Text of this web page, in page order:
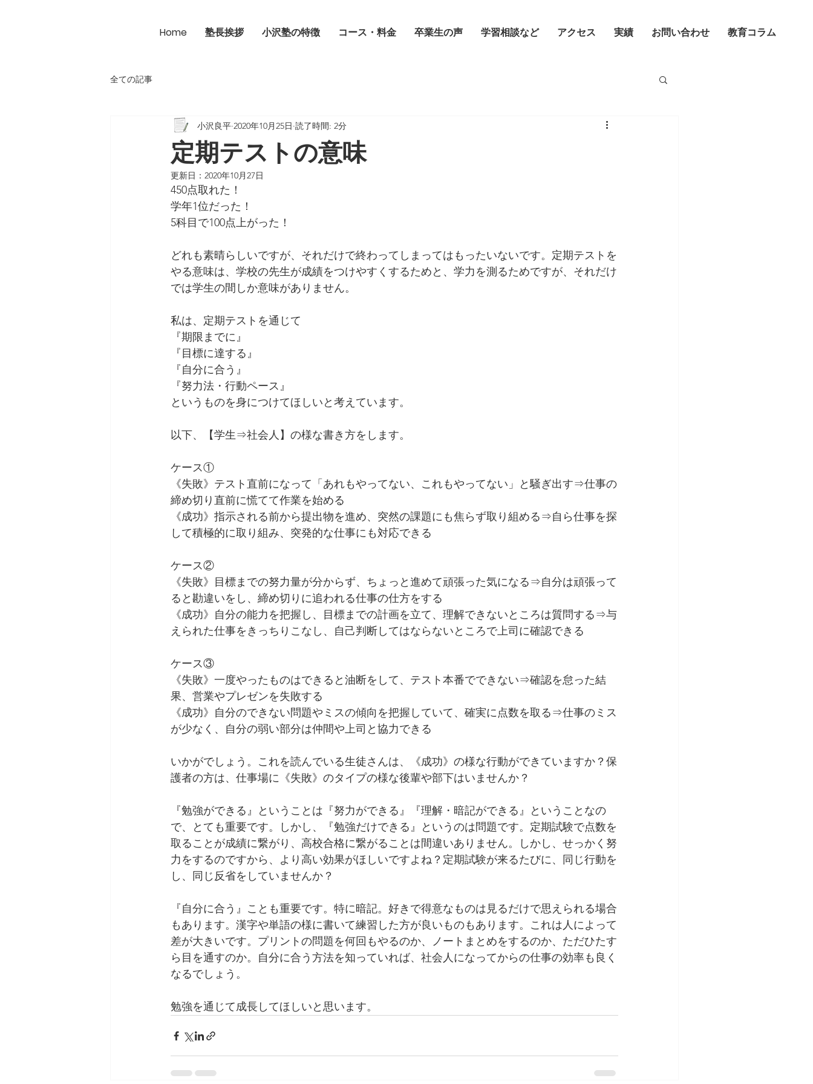
Home 塾長挨拶 小沢塾の特徴 コース・料金 卒業生の声 学習相談など アクセス 実績 お問い合わせ 教育コラム
全ての記事
定期テストの意味
小沢良平 2020年10月25日 読了時間: 2分
更新日： 2020年10月27日
450点取れた！
学年1位だった！
5科目で100点上がった！
どれも素晴らしいですが、それだけで終わってしまってはもったいないです。定期テストを
やる意味は、学校の先生が成績をつけやすくするためと、学力を測るためですが、それだけ
では学生の間しか意味がありません。
私は、定期テストを通じて
『期限までに』
『目標に達する』
『自分に合う』
『努力法・行動ペース』
というものを身につけてほしいと考えています。
以下、【学生⇒社会人】の様な書き方をします。
ケース①
《失敗》テスト直前になって「あれもやってない、これもやってない」と騒ぎ出す⇒仕事の
締め切り直前に慌てて作業を始める
《成功》指示される前から提出物を進め、突然の課題にも焦らず取り組める⇒自ら仕事を探
して積極的に取り組み、突発的な仕事にも対応できる
ケース②
《失敗》目標までの努力量が分からず、ちょっと進めて頑張った気になる⇒自分は頑張って
ると勘違いをし、締め切りに追われる仕事の仕方をする
《成功》自分の能力を把握し、目標までの計画を立て、理解できないところは質問する⇒与
えられた仕事をきっちりこなし、自己判断してはならないところで上司に確認できる
ケース③
《失敗》一度やったものはできると油断をして、テスト本番でできない⇒確認を怠った結
果、営業やプレゼンを失敗する
《成功》自分のできない問題やミスの傾向を把握していて、確実に点数を取る⇒仕事のミス
が少なく、自分の弱い部分は仲間や上司と協力できる
いかがでしょう。これを読んでいる生徒さんは、《成功》の様な行動ができていますか？保
護者の方は、仕事場に《失敗》のタイプの様な後輩や部下はいませんか？
『勉強ができる』ということは『努力ができる』『理解・暗記ができる』ということなの
で、とても重要です。しかし、『勉強だけできる』というのは問題です。定期試験で点数を
取ることが成績に繋がり、高校合格に繋がることは間違いありません。しかし、せっかく努
力をするのですから、より高い効果がほしいですよね？定期試験が来るたびに、同じ行動を
し、同じ反省をしていませんか？
『自分に合う』ことも重要です。特に暗記。好きで得意なものは見るだけで思えられる場合
もあります。漢字や単語の様に書いて練習した方が良いものもあります。これは人によって
差が大きいです。プリントの問題を何回もやるのか、ノートまとめをするのか、ただひたす
ら目を通すのか。自分に合う方法を知っていれば、社会人になってからの仕事の効率も良く
なるでしょう。
勉強を通じて成長してほしいと思います。